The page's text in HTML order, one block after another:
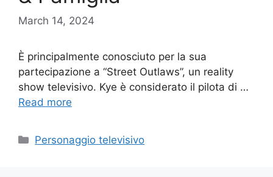
March 14, 2024
È principalmente conosciuto per la sua
partecipazione a “Street Outlaws”, un reality
show televisivo. Kye è considerato il pilota di …
Read more
Categories
Personaggio televisivo